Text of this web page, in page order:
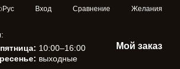
Рус Вход Сравнение Желания
10:00–16:00
выходные
Мой заказ